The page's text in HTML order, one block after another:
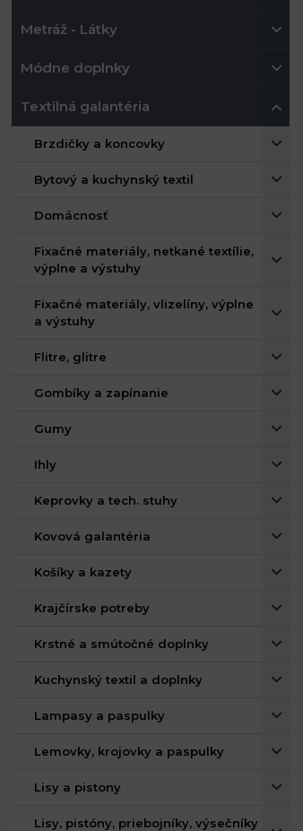
Metráž - Látky
Módne doplnky
Textilná galantéria
Brzdičky a koncovky
Bytový a kuchynský textil
Domácnosť
Fixačné materiály, netkané textílie,
výplne a výstuhy
Fixačné materiály, vlizelíny, výplne
a výstuhy
Flitre, glitre
Gombíky a zapínanie
Gumy
Ihly
Keprovky a tech. stuhy
Kovová galantéria
Košíky a kazety
Krajčírske potreby
Krstné a smútočné doplnky
Kuchynský textil a doplnky
Lampasy a paspulky
Lemovky, krojovky a paspulky
Lisy a pistony
Lisy, pistóny, priebojníky, výsečníky